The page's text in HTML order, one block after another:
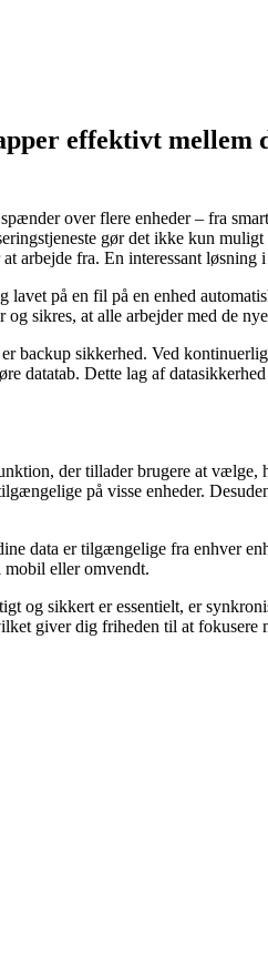
effektivt mellem
over flere enheder – fra
gør det ikke kun
fra. En interessant løsning
på en fil på en enhed
sikres, at alle arbejder med de
backup sikkerhed. Ved
datatab. Dette lag af
der tillader brugere at
på visse enheder.
data er tilgængelige fra enhver
mobil eller omvendt.
og sikkert er essentielt, er
giver dig friheden til at